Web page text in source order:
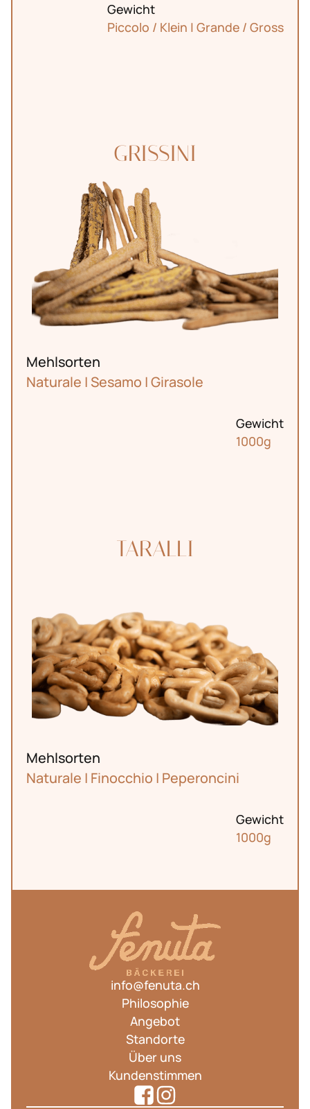
Markt
Bürkliplatz
Gewicht
Piccolo / Klein | Grande / Gross
Mehlsorten
Naturale | Sesamo | Girasole
GRISSINI
Gewicht
1000g
Mehlsorten
Naturale | Finocchio | Peperoncini
TARALLI
Gewicht
1000g
info@fenuta.ch
Philosophie
Angebot
Standorte
Über uns
Kundenstimmen